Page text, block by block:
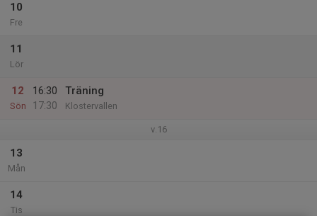
10
Fre
11
Lör
12
Sön
16:30
17:30
Träning
Klostervallen
v.16
13
Mån
14
Tis